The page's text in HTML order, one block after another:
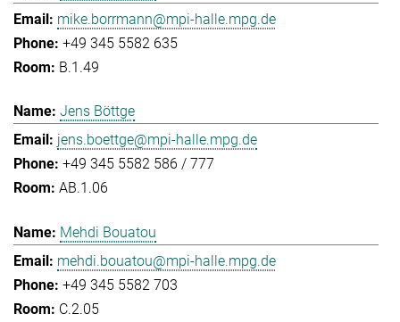
mike.borrmann@mpi-halle.mpg.de
+49 345 5582 635
B.1.49
Jens Böttge
jens.boettge@mpi-halle.mpg.de
+49 345 5582 586 / 777
AB.1.06
Mehdi Bouatou
mehdi.bouatou@mpi-halle.mpg.de
+49 345 5582 703
C.2.05